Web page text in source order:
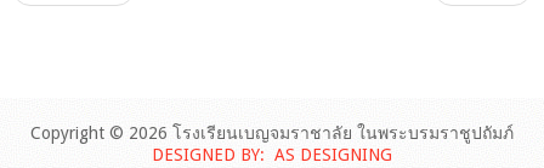
Copyright © 2026 โรงเรียนเบญจมราชาลัย ในพระบรมราชูปถัมภ์
DESIGNED BY: AS DESIGNING